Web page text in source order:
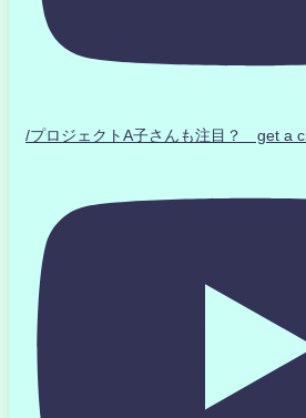
/プロジェクトA子さんも注目？ get a